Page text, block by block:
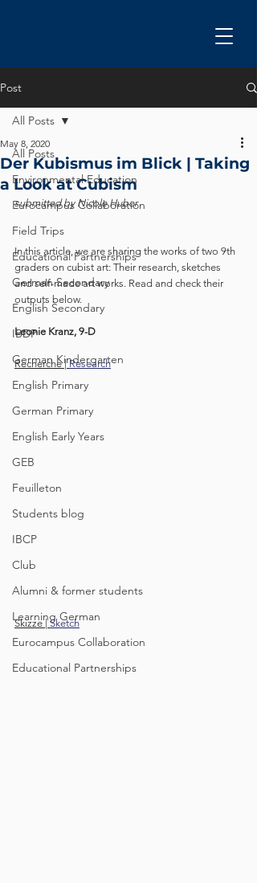
Post
All Posts
Environmental Education
Eurocampus Collaboration
Field Trips
Educational Partnerships
German Secondary
English Secondary
IBDP
German Kindergarten
English Primary
German Primary
English Early Years
GEB
Feuilleton
Students blog
IBCP
Club
Alumni & former students
Learning German
Eurocampus Collaboration
Educational Partnerships
All Posts
Der Kubismus im Blick | Taking
a Look at Cubism
May 8, 2020
submitted by Nicole Huber
In this article, we are sharing the works of two 9th
graders on cubist art: Their research, sketches
and self-made art works. Read and check their
outputs below.
Leonie Kranz, 9-D
Recherche | Research
Skizze | Sketch